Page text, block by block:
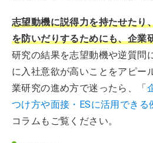
志望動機に説得力を持たせたり
を防いだりするためにも、企業
研究の結果を志望動機や逆質問
に入社意欲が高いことをアピー
業研究の進め方で迷ったら、「
つけ方や面接・ESに活用できる
コラムもご覧ください。